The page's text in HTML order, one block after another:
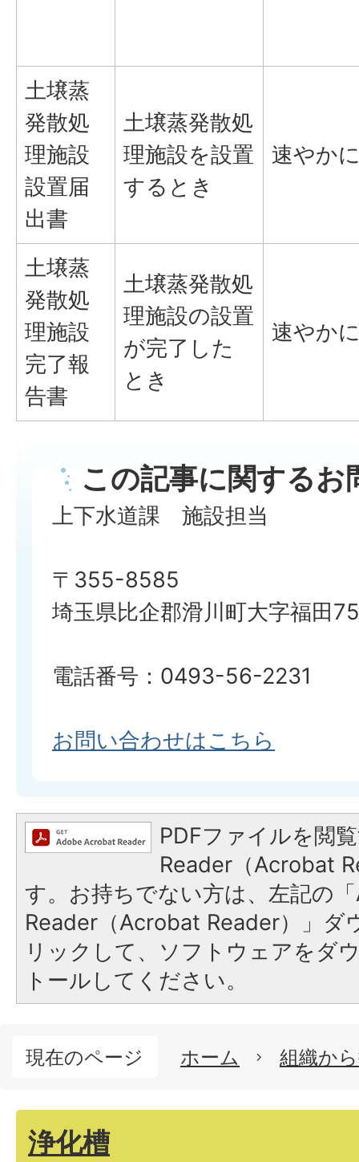
土壌蒸
発散処
理施設
設置届
出書
土壌蒸発散処
理施設を設置
するとき
速やか
土壌蒸
発散処
理施設
完了報
告書
土壌蒸発散処
理施設の設置
が完了した
とき
速やか
この記事に関するお
上下水道課 施設担当
〒355-8585
埼玉県比企郡滑川町大字福田
電話番号：0493-56-2231
お問い合わせはこちら
PDFファイルを閲
Reader（Acrobat
す。お持ちでない方は、左記の
Reader（Acrobat Reader）」ダ
リックして、ソフトウェアをダ
トールしてください。
現在のページ ホーム 組織か
浄化槽